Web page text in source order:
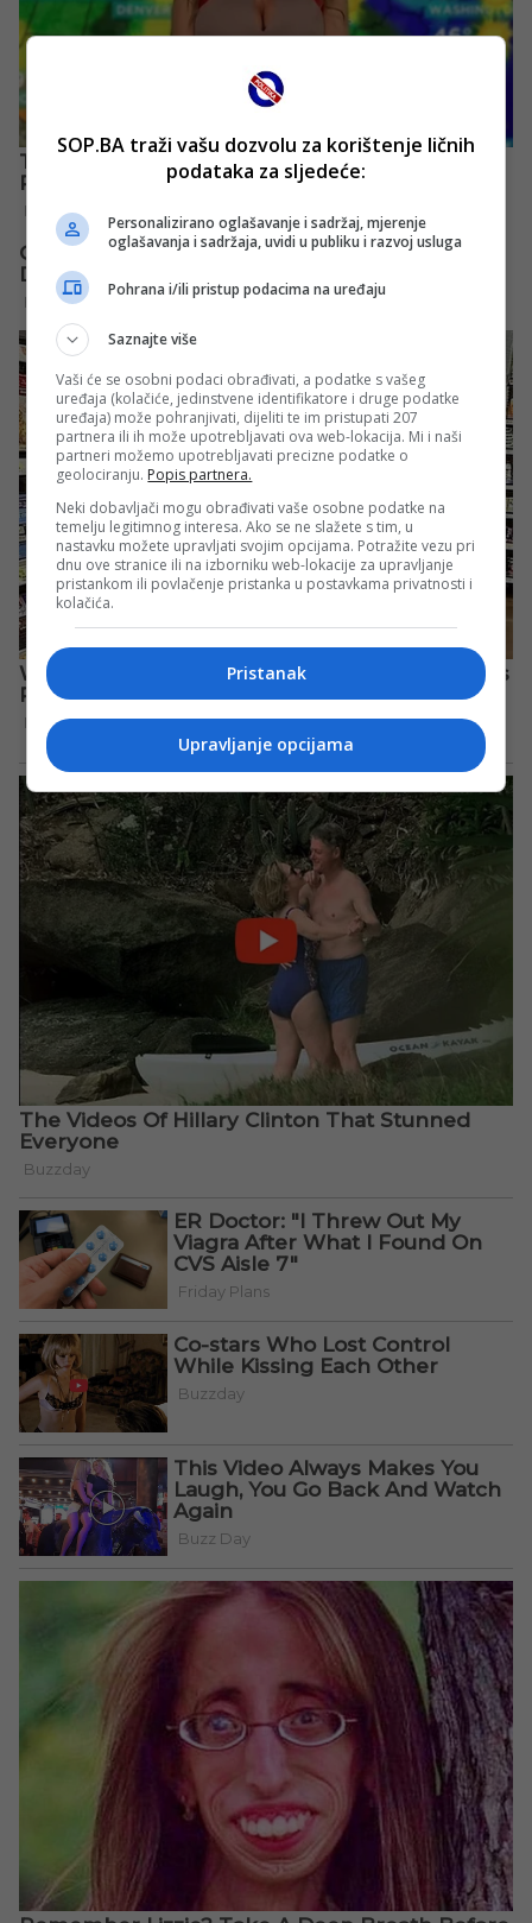
SOP.BA traži vašu dozvolu za korištenje ličnih
podataka za sljedeće:
Personalizirano oglašavanje i sadržaj, mjerenje
oglašavanja i sadržaja, uvidi u publiku i razvoj usluga
Pohrana i/ili pristup podacima na uređaju
Saznajte više
Vaši će se osobni podaci obrađivati, a podatke s vašeg
uređaja (kolačiće, jedinstvene identifikatore i druge podatke
uređaja) može pohranjivati, dijeliti te im pristupati 207
partnera ili ih može upotrebljavati ova web-lokacija. Mi i naši
partneri možemo upotrebljavati precizne podatke o
geolociranju. Popis partnera.
Neki dobavljači mogu obrađivati vaše osobne podatke na
temelju legitimnog interesa. Ako se ne slažete s tim, u
nastavku možete upravljati svojim opcijama. Potražite vezu pri
dnu ove stranice ili na izborniku web-lokacije za upravljanje
pristankom ili povlačenje pristanka u postavkama privatnosti i
kolačića.
Pristanak
Upravljanje opcijama